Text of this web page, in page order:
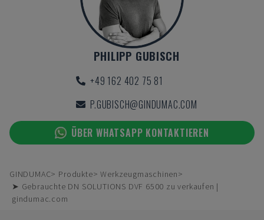
PHILIPP GUBISCH
+49 162 402 75 81
P.GUBISCH@GINDUMAC.COM
ÜBER WHATSAPP KONTAKTIEREN
GINDUMAC Produkte
Werkzeugmaschinen
➤ Gebrauchte DN SOLUTIONS DVF 6500 zu verkaufen |
gindumac.com